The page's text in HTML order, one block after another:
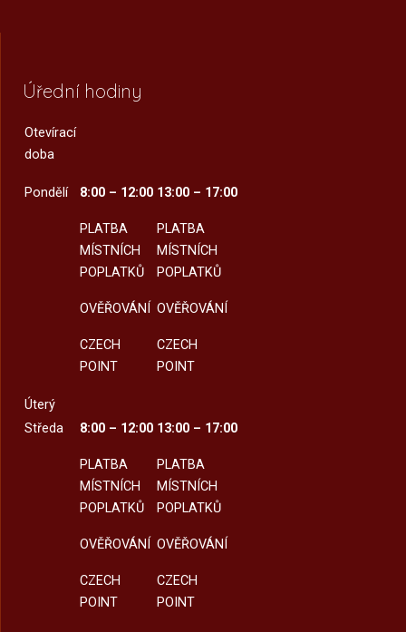
Úřední hodiny
Otevírací
doba
Pondělí 8:00 – 12:00
PLATBA
MÍSTNÍCH
POPLATKŮ
OVĚŘOVÁNÍ
CZECH
POINT
13:00 – 17:00
PLATBA
MÍSTNÍCH
POPLATKŮ
OVĚŘOVÁNÍ
CZECH
POINT
Úterý
Středa
8:00 – 12:00
PLATBA
MÍSTNÍCH
POPLATKŮ
OVĚŘOVÁNÍ
CZECH
POINT
13:00 – 17:00
PLATBA
MÍSTNÍCH
POPLATKŮ
OVĚŘOVÁNÍ
CZECH
POINT